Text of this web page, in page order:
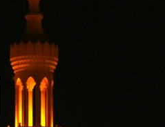
Dons
Contact